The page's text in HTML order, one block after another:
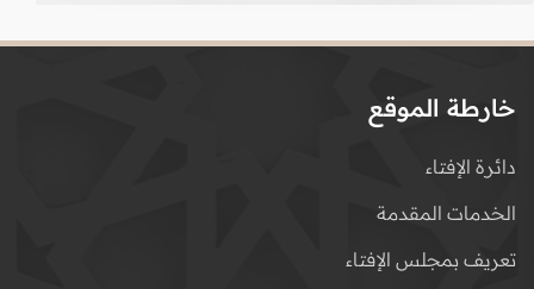
خارطة الموقع
دائرة الإفتاء
الخدمات المقدمة
تعريف بمجلس الإفتاء